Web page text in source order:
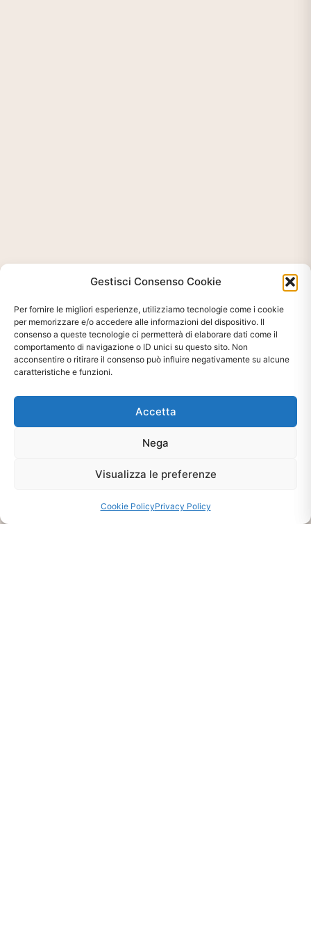
Gestisci Consenso Cookie
Per fornire le migliori esperienze, utilizziamo tecnologie come i cookie
per memorizzare e/o accedere alle informazioni del dispositivo. Il
consenso a queste tecnologie ci permetterà di elaborare dati come il
comportamento di navigazione o ID unici su questo sito. Non
acconsentire o ritirare il consenso può influire negativamente su alcune
caratteristiche e funzioni.
Accetta
Nega
Visualizza le preferenze
Cookie PolicyPrivacy Policy
Chiedi Informazioni E